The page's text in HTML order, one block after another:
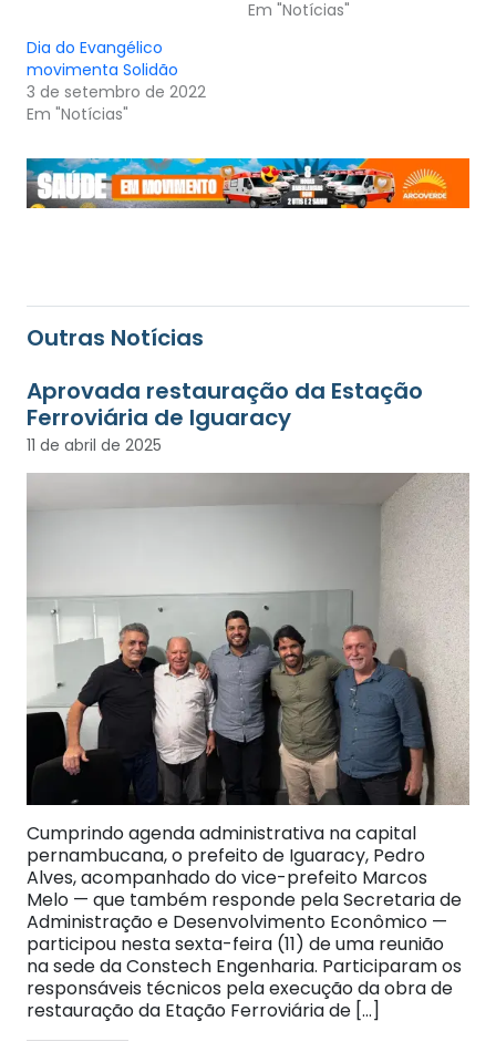
Em "Notícias"
Dia do Evangélico
movimenta Solidão
3 de setembro de 2022
Em "Notícias"
Outras Notícias
Aprovada restauração da Estação
Ferroviária de Iguaracy
11 de abril de 2025
Cumprindo agenda administrativa na capital
pernambucana, o prefeito de Iguaracy, Pedro
Alves, acompanhado do vice-prefeito Marcos
Melo — que também responde pela Secretaria de
Administração e Desenvolvimento Econômico —
participou nesta sexta-feira (11) de uma reunião
na sede da Constech Engenharia. Participaram os
responsáveis técnicos pela execução da obra de
restauração da Etação Ferroviária de […]